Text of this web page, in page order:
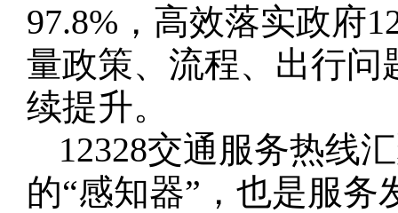
97.8%，高效落实政府
量政策、流程、出行问
续提升。
12328交通服务热线
的“感知器”，也是服务